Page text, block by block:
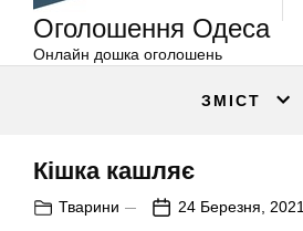
Оголошення Одеса
Онлайн дошка оголошень
ЗМІСТ
Кішка кашляє
Тварини 24 Березня, 2021